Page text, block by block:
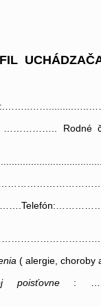
……………..
( alergie,
poisťovne: